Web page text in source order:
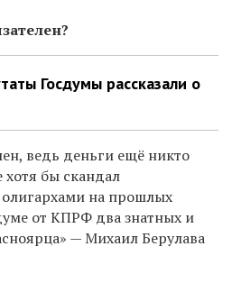
Госдумы рассказали о
ведь деньги ещё никто
бы скандал
на прошлых
от КПРФ два знатных и
— Михаил Берулава